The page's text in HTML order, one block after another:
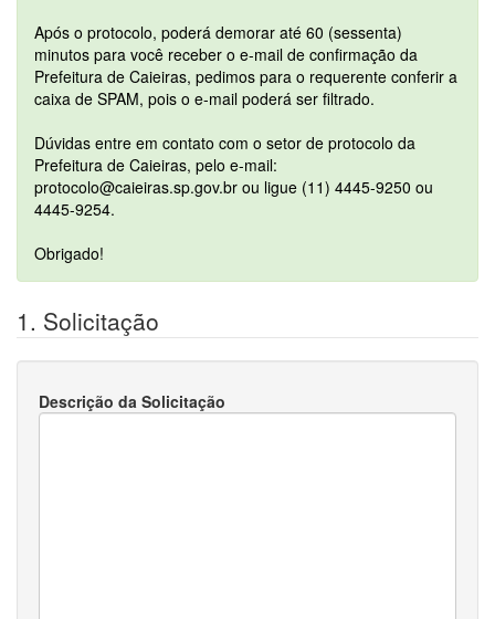
Após o protocolo, poderá demorar até 60 (sessenta)
minutos para você receber o e-mail de confirmação da
Prefeitura de Caieiras, pedimos para o requerente conferir a
caixa de SPAM, pois o e-mail poderá ser filtrado.
Dúvidas entre em contato com o setor de protocolo da
Prefeitura de Caieiras, pelo e-mail:
protocolo@caieiras.sp.gov.br ou ligue (11) 4445-9250 ou
4445-9254.
Obrigado!
1. Solicitação
Descrição da Solicitação